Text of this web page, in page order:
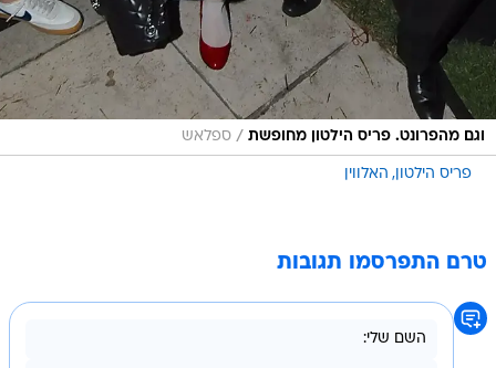
וגם מהפרונט. פריס הילטון מחופשת / ספלאש
פריס הילטון האלווין
טרם התפרסמו תגובות